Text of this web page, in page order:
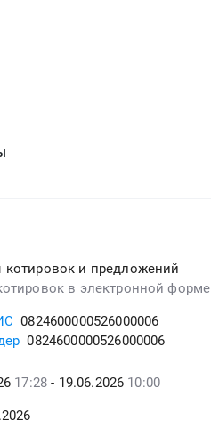
котировок и предложений
в электронной форме
0824600000526000006
0824600000526000006
17:28 - 19.06.2026 10:00